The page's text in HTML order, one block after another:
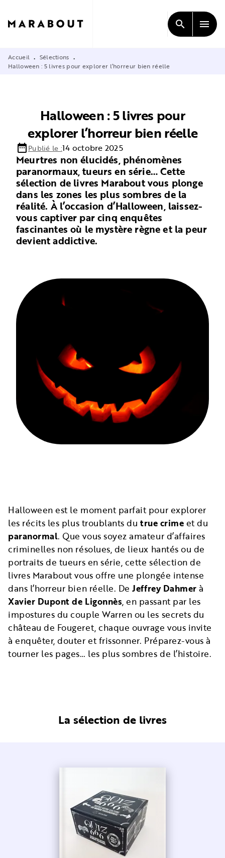
CONTENU
search menu
Accueil • Sélections •
Halloween : 5 livres pour explorer l’horreur bien réelle
Halloween : 5 livres pour
explorer l’horreur bien réelle
date_rangePublié le :14 octobre 2025
Meurtres non élucidés, phénomènes
paranormaux, tueurs en série… Cette
sélection de livres Marabout vous plonge
dans les zones les plus sombres de la
réalité. À l’occasion d’Halloween, laissez-
vous captiver par cinq enquêtes
fascinantes où le mystère règne et la peur
devient addictive.
Halloween est le moment parfait pour explorer
les récits les plus troublants dutrue crime et du
paranormal. Que vous soyez amateur d’affaires
criminelles non résolues, de lieux hantés ou de
portraits de tueurs en série, cette sélection de
livres Marabout vous offre une plongée intense
dans l’horreur bien réelle. DeJeffrey Dahmer à
Xavier Dupont de Ligonnès, en passant par les
impostures du couple Warren ou les secrets du
château de Fougeret, chaque ouvrage vous invite
à enquêter, douter et frissonner. Préparez-vous à
tourner les pages… les plus sombres de l’histoire.
La sélection de livres